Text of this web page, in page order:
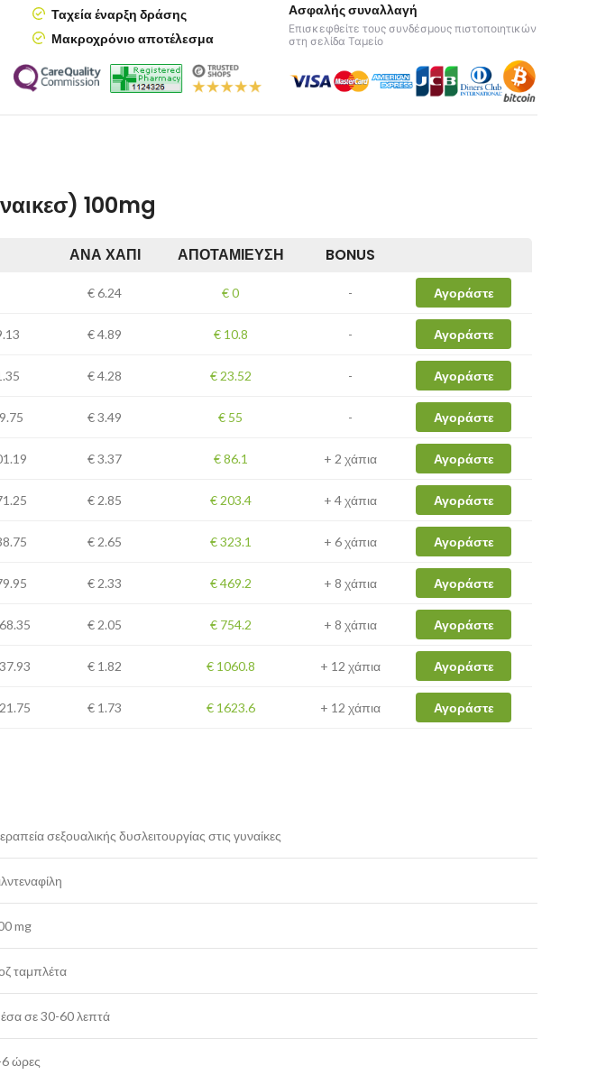
Ταχεία έναρξη δράσης
Μακροχρόνιο αποτέλεσμα
Ασφαλής συναλλαγή
Επισκεφθείτε τους συνδέσμους πιστοποιητικών
στη σελίδα Ταμείο
100mg
ΑΝΆ ΧΆΠΙ ΑΠΟΤΑΜΊΕΥΣΗ BONUS
€ 6.24 € 0 - Αγοράστε
€ 4.89 € 10.8 - Αγοράστε
€ 4.28 € 23.52 - Αγοράστε
€ 3.49 € 55 - Αγοράστε
€ 3.37 € 86.1 + 2 χάπια Αγοράστε
€ 2.85 € 203.4 + 4 χάπια Αγοράστε
€ 2.65 € 323.1 + 6 χάπια Αγοράστε
€ 2.33 € 469.2 + 8 χάπια Αγοράστε
€ 2.05 € 754.2 + 8 χάπια Αγοράστε
€ 1.82 € 1060.8 + 12 χάπια Αγοράστε
€ 1.73 € 1623.6 + 12 χάπια Αγοράστε
σεξουαλικής δυσλειτουργίας στις γυναίκες
mg
ταμπλέτα
σε 30-60 λεπτά
ώρες